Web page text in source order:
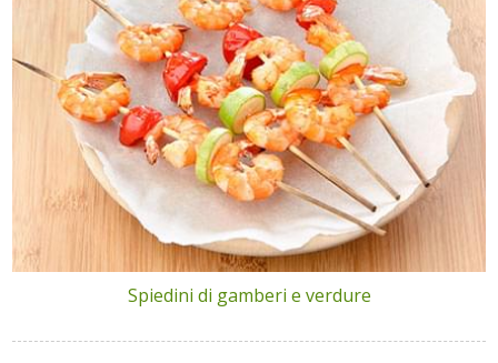
Spiedini di gamberi e verdure